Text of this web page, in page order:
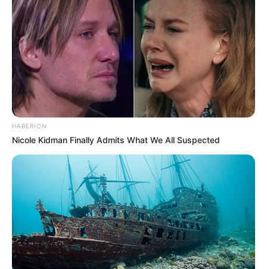
HABERION
Nicole Kidman Finally Admits What We All Suspected